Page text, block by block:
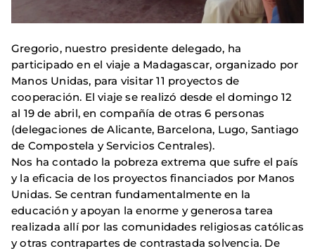
Gregorio, nuestro presidente delegado, ha
participado en el viaje a Madagascar, organizado por
Manos Unidas, para visitar 11 proyectos de
cooperación. El viaje se realizó desde el domingo 12
al 19 de abril, en compañía de otras 6 personas
(delegaciones de Alicante, Barcelona, Lugo, Santiago
de Compostela y Servicios Centrales).
Nos ha contado la pobreza extrema que sufre el país
y la eficacia de los proyectos financiados por Manos
Unidas. Se centran fundamentalmente en la
educación y apoyan la enorme y generosa tarea
realizada allí por las comunidades religiosas católicas
y otras contrapartes de contrastada solvencia. De